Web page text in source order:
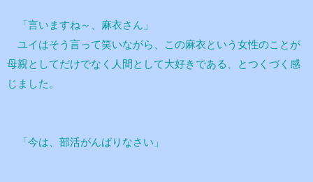
「言いますね～、麻衣さん」
ユイはそう言って笑いながら、この麻衣という女性のことが
母親としてだけでなく人間として大好きである、とつくづく感
じました。
「今は、部活がんばりなさい」